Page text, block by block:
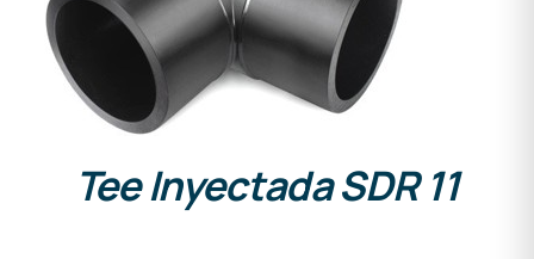
DETALLES
Tee Inyectada SDR 11